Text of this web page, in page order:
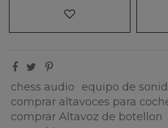
chess audio
equipo de
comprar altavoces para
comprar Altavoz de botellon